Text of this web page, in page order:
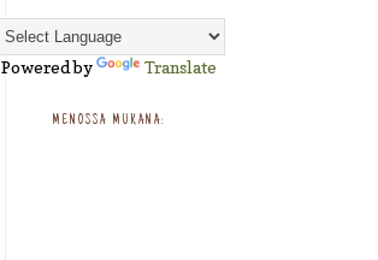
Powered by Translate
MENOSSA MUKANA: